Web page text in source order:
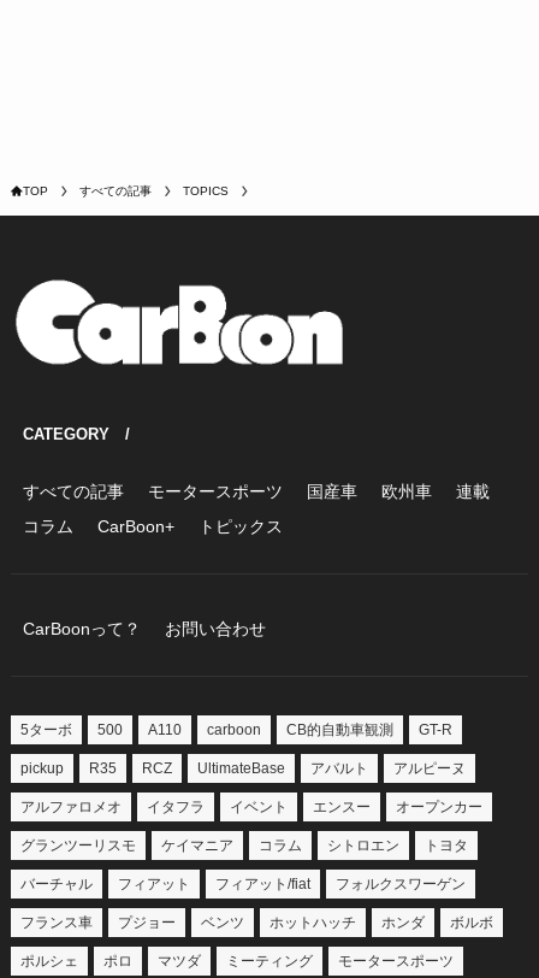
TOP すべての記事 TOPICS
CATEGORY /
すべての記事 モータースポーツ 国産車 欧州車
連載
コラム
CarBoon+ トピックス
CarBoonって？ お問い合わせ
5ターボ 500 A110 carboon CB的自動車観測 GT-R
pickup R35 RCZ UltimateBase アバルト アルピーヌ
アルファロメオ イタフラ イベント エンスー オープンカー
グランツーリスモ ケイマニア コラム シトロエン トヨタ
バーチャル フィアット フィアット/fiat フォルクスワーゲン
フランス車 プジョー ベンツ ホットハッチ ホンダ ボルボ
ポルシェ ポロ マツダ ミーティング モータースポーツ